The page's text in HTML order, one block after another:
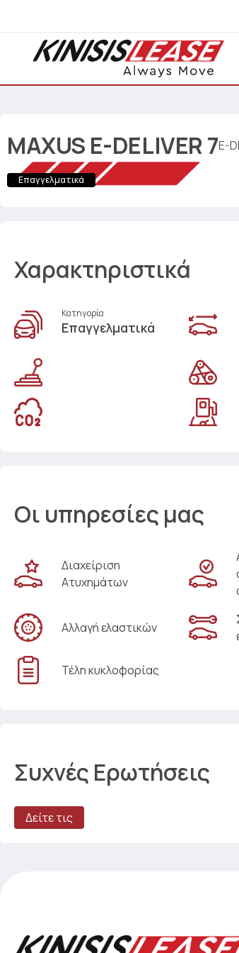
MAXUS E-DELIVER 7E-
Επαγγελματικά
Χαρακτηριστικά
Κατηγορία
Επαγγελματικά
Οι υπηρεσίες μας
Διαχείριση
Ατυχημάτων
Αλλαγή ελαστικών
Τέλη κυκλοφορίας
Συχνές Ερωτήσεις
Δείτε τις